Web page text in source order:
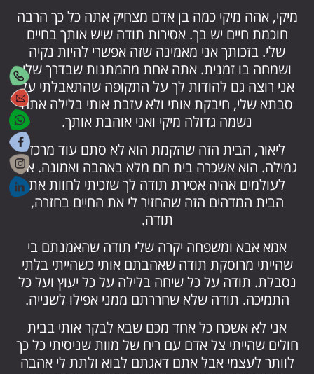
מיקי, אהה מיקי כמה בן אדם מצחיק אתה כל כך הרבה
חוכמת חיים יש בך. אסירות תודה שיש אותך בחיים
שלי. בזכותך אני מאמינה שזה אפשרי להיות נקיה
ושמחה בו זמנית. אתה אחת מהמתנות שבדרך שלי
אני רוצה גם להודות לך על התקופה שהתאבלתי על
סבתא שלי, חיבקת אותי ולא עזבת אותי בלילה אתה
נשמה גדולה מיקי ואני אוהבת אותך.
ליאור, הבית הזה שהקמת הוא לא סתם עוד מרכז
גמילה. הוא אשכרה בית חם מלא באהבה ואמונה. אני
לעולמים אהיה אסירת תודה לך שזכיתי לחוות את
הבית המדהים הזה שהחזיר לי את החיים בחזרה,
תודה.
אמא אבא ומשפחה יקרה שלי תודה שהאמנתם בי
שהייתי מרוסקת תודה שאהבתם אותי כשהייתי בלתי
נסבלת. תודה על כל שיחה בלילה על כל יעוץ ועל כל
התמיכה. תודה שלא שחררתם ממני אפילו לשנייה.
אני לא אשכח כל אחד מכם שבא לבקר אותי בבית
חולים שהייתי צל אדם עם ריח של מוות שניסיתי כל כך
לוותר לעצמי אבל אתם דאגתם לבוא ולתת לי אהבה